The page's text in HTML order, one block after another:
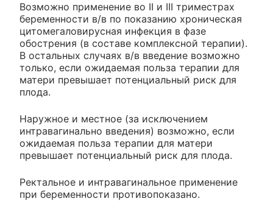
Возможно применение во II и III триместрах
беременности в/в по показанию хроническая
цитомегаловирусная инфекция в фазе
обострения (в составе комплексной терапии).
В остальных случаях в/в введение возможно
только, если ожидаемая польза терапии для
матери превышает потенциальный риск для
плода.
Наружное и местное (за исключением
интравагинально введения) возможно, если
ожидаемая польза терапии для матери
превышает потенциальный риск для плода.
Ректальное и интравагинальное применение
при беременности противопоказано.